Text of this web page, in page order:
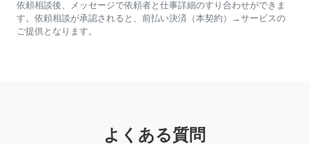
依頼相談後、メッセージで依頼者と仕事詳細のすり合わせができま
す。依頼相談が承認されると、前払い決済（本契約）→サービスの
ご提供となります。
よくある質問